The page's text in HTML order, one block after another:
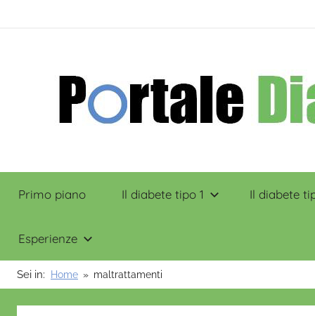
Portale
Diabete
Primo piano Il diabete tipo 1 Il diabete
Esperienze
Sei in: Home maltrattamenti